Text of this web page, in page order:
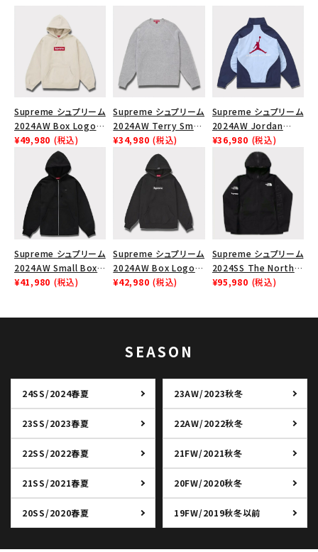
Supreme シュプリーム
2024AW Box Logo
Hooded Sweatshirt
ボックスロゴフードパー
カー ストーン
¥49,980 (税込)
Supreme シュプリーム
2024AW Terry Small
Box Sweater テリー
スモールボックスセータ
ー ヘザーグレー 灰
¥34,980 (税込)
Supreme シュプリーム
2024AW Jordan
Tricot Track Jacket
ジョーダントリコットト
ラックジャケット ライト
ブルー 青
¥36,980 (税込)
Supreme シュプリーム
2024AW Small Box
Zip Up Hooded
¥41,980 (税込)
Supreme シュプリーム
2024AW Box Logo
Hooded Sweatshirt
¥42,980 (税込)
Supreme シュプリーム
2024SS The North
Face Split Taped
¥95,980 (税込)
SEASON
24SS/2024春夏 23AW/2023秋冬
23SS/2023春夏 22AW/2022秋冬
22SS/2022春夏 21FW/2021秋冬
21SS/2021春夏 20FW/2020秋冬
20SS/2020春夏 19FW/2019秋冬以前